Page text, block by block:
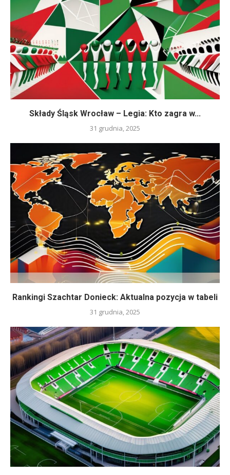
Składy Śląsk Wrocław – Legia: Kto zagra w...
31 grudnia, 2025
Rankingi Szachtar Donieck: Aktualna pozycja w tabeli
31 grudnia, 2025